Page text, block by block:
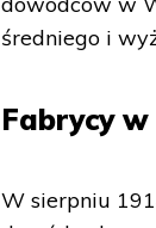
średniego i
Fabrycy
W sierpniu